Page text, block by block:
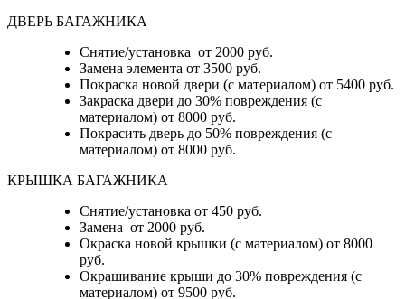
ДВЕРЬ БАГАЖНИКА
Снятие/установка от 2000 руб.
Замена элемента от 3500 руб.
Покраска новой двери (с материалом) от 5400 руб.
Закраска двери до 30% повреждения (с
материалом) от 8000 руб.
Покрасить дверь до 50% повреждения (с
материалом) от 8000 руб.
КРЫШКА БАГАЖНИКА
Снятие/установка от 450 руб.
Замена от 2000 руб.
Окраска новой крышки (с материалом) от 8000
руб.
Окрашивание крыши до 30% повреждения (с
материалом) от 9500 руб.